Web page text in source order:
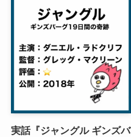
実話『ジャングル ギンズバ